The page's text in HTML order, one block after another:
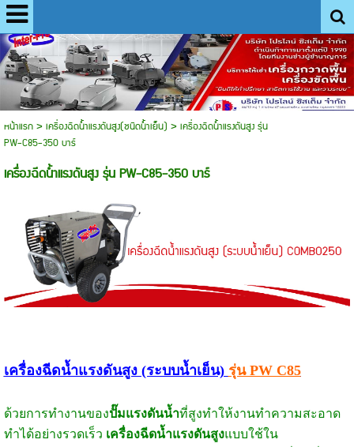
หน้าแรก>เครื่องฉีดน้ำแรงดันสูง(ชนิดน้ำเย็น) >เครื่องฉีดน้ำแรงดันสูง รุ่น
PW-C85-350 บาร์
เครื่องฉีดน้ำแรงดันสูง รุ่น PW-C85-350 บาร์
เครื่องฉีดน้ำแรงดันสูง (ระบบน้ำเย็น) รุ่น PW C85
ด้วยการทำงานของปั๊มแรงดันน้ำที่สูงทำให้งานทำความสะอาด
ทำได้อย่างรวดเร็ว เครื่องฉีดน้ำแรงดันสูงแบบใช้ใน